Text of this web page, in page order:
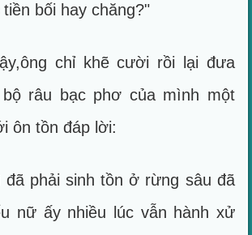
bối hay chăng?"
chỉ khẽ cười rồi lại đưa
râu bạc phơ của mình một
ôn tồn đáp lời:
đã phải sinh tồn ở rừng sâu đã
nữ ấy nhiều lúc vẫn hành xử